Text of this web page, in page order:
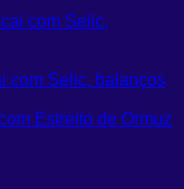
com Selic, balanços
Estreito de Ormuz